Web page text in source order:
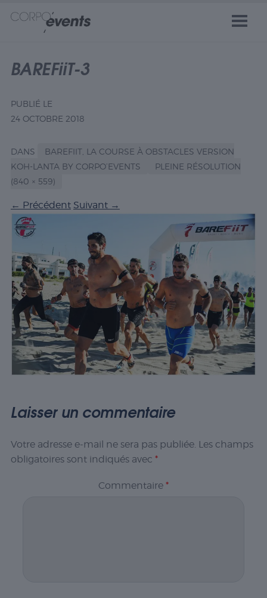
BAREFiiT-3
PUBLIÉ LE
24 OCTOBRE 2018
DANS
BAREFIIT, LA COURSE À OBSTACLES VERSION
KOH-LANTA BY CORPO’EVENTS
PLEINE RÉSOLUTION
(840 × 559)
← Précédent Suivant →
Laisser un commentaire
Votre adresse e-mail ne sera pas publiée. Les champs
obligatoires sont indiqués avec *
Commentaire *